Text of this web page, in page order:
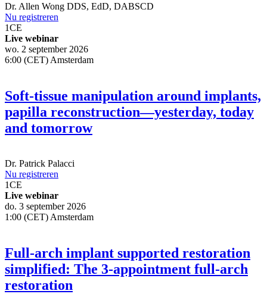
Dr. Allen Wong DDS, EdD, DABSCD
Nu registreren
1CE
Live webinar
wo. 2 september 2026
6:00 (CET) Amsterdam
Soft-tissue manipulation around implants,
papilla reconstruction—yesterday, today
and tomorrow
Dr. Patrick Palacci
Nu registreren
1CE
Live webinar
do. 3 september 2026
1:00 (CET) Amsterdam
Full-arch implant supported restoration
simplified: The 3-appointment full-arch
restoration